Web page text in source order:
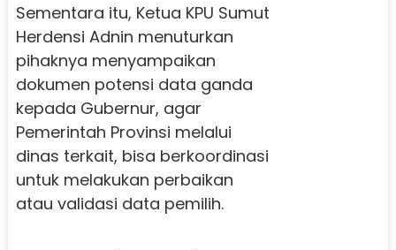
Sementara itu, Ketua KPU Sumut
Herdensi Adnin menuturkan
pihaknya menyampaikan
dokumen potensi data ganda
kepada Gubernur, agar
Pemerintah Provinsi melalui
dinas terkait, bisa berkoordinasi
untuk melakukan perbaikan
atau validasi data pemilih.